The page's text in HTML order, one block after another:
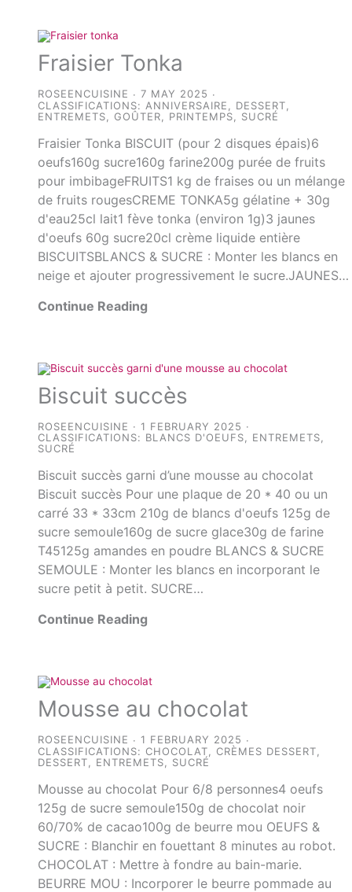
Fraisier Tonka
ROSEENCUISINE
7 MAY 2025
CLASSIFICATIONS: ANNIVERSAIRE DESSERT
ENTREMETS ,GOÛTER PRINTEMPS SUCRÉ
Fraisier Tonka BISCUIT (pour 2 disques épais)6
oeufs160g sucre160g farine200g purée de fruits
pour imbibageFRUITS1 kg de fraises ou un mélange
de fruits rougesCREME TONKA5g gélatine + 30g
d'eau25cl lait1 fève tonka (environ 1g)3 jaunes
d'oeufs 60g sucre20cl crème liquide entière
BISCUITSBLANCS & SUCRE : Monter les blancs en
neige et ajouter progressivement le sucre.JAUNES…
Continue Reading
Biscuit succès
ROSEENCUISINE
1 FEBRUARY 2025
CLASSIFICATIONS: BLANCS D'OEUFS, ENTREMETS,
SUCRÉ
Biscuit succès garni d’une mousse au chocolat
Biscuit succès Pour une plaque de 20 * 40 ou un
carré 33 * 33cm 210g de blancs d'oeufs 125g de
sucre semoule160g de sucre glace30g de farine
T45125g amandes en poudre BLANCS & SUCRE
SEMOULE : Monter les blancs en incorporant le
sucre petit à petit. SUCRE…
Continue Reading
Mousse au chocolat
ROSEENCUISINE
1 FEBRUARY 2025
CLASSIFICATIONS:CHOCOLAT ,CRÈMES DESSERT
DESSERT
ENTREMETS SUCRÉ
Mousse au chocolat Pour 6/8 personnes4 oeufs
125g de sucre semoule150g de chocolat noir
60/70% de cacao100g de beurre mou OEUFS &
SUCRE : Blanchir en fouettant 8 minutes au robot.
CHOCOLAT : Mettre à fondre au bain-marie.
BEURRE MOU : Incorporer le beurre pommade au